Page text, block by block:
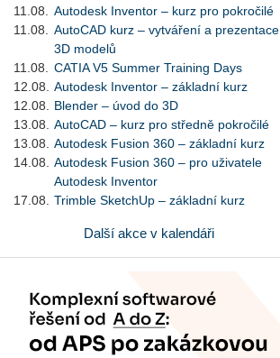
11.08.
Autodesk Inventor – kurz pro pokročilé
11.08.
AutoCAD kurz – vytváření a prezentace
3D modelů
11.08.
CATIA V5 Summer Training Days
12.08.
Autodesk Inventor – základní kurz
12.08.
Blender – úvod do 3D
13.08.
AutoCAD – kurz pro středně pokročilé
13.08.
Autodesk Fusion 360 – základní kurz
14.08.
Autodesk Fusion 360 – pro uživatele
Autodesk Inventor
17.08.
Trimble SketchUp – základní kurz
Další akce v kalendáři